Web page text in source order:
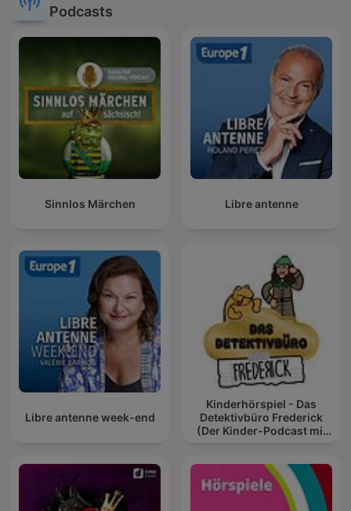
Podcasts
Sinnlos Märchen Libre antenne
Libre antenne week-end
Kinderhörspiel - Das
Detektivbüro Frederick
(Der Kinder-Podcast mit